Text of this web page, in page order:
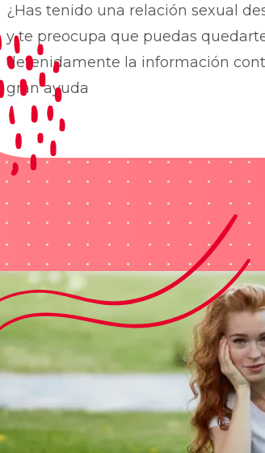
¿Has tenido una relación sexual
y te preocupa que puedas
detenidamente la información
gran ayuda